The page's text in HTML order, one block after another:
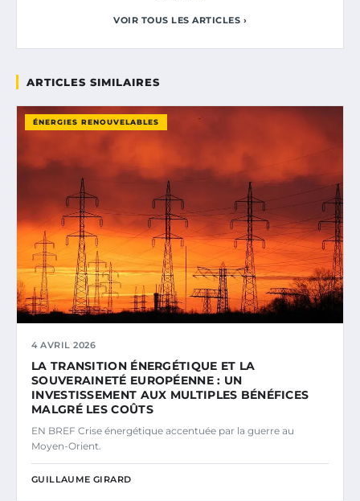
VOIR TOUS LES ARTICLES ›
ARTICLES SIMILAIRES
ÉNERGIES RENOUVELABLES
4 AVRIL 2026
LA TRANSITION ÉNERGÉTIQUE ET LA
SOUVERAINETÉ EUROPÉENNE : UN
INVESTISSEMENT AUX MULTIPLES BÉNÉFICES
MALGRÉ LES COÛTS
EN BREF Crise énergétique accentuée par la guerre au
Moyen-Orient.
GUILLAUME GIRARD